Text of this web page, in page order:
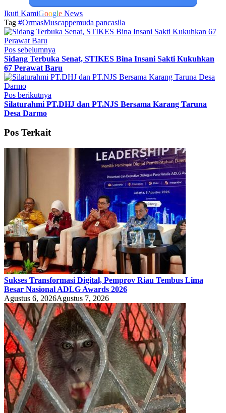
Ikuti KamiGoogle News
Tag #OrmasMuscappemuda pancasila
Pos sebelumnya
Sidang Terbuka Senat, STIKES Bina Insani Sakti Kukuhkan
67 Perawat Baru
Pos berikutnya
Silaturahmi PT.DHJ dan PT.NJS Bersama Karang Taruna
Desa Darmo
Pos Terkait
Sukses Transformasi Digital, Pemprov Riau Tembus Lima
Besar Nasional ADLG Awards 2026
Agustus 6, 2026Agustus 7, 2026